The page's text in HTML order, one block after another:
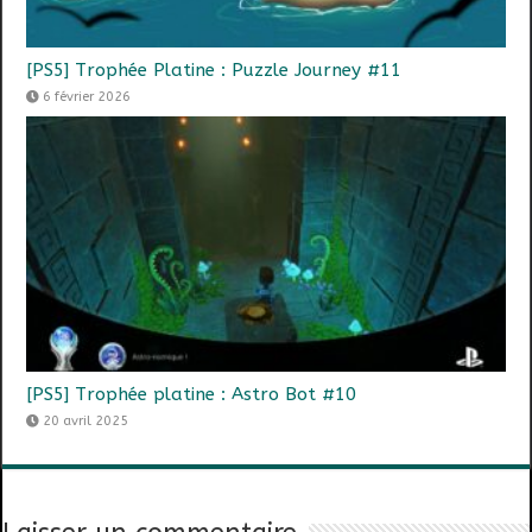
[PS5] Trophée Platine : Puzzle Journey #11
6 février 2026
[PS5] Trophée platine : Astro Bot #10
20 avril 2025